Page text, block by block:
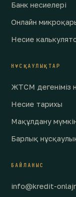
Банк несиелері
Онлайн
Несие
НҰСҚАУЛЫҚТАР
ЖТСМ дегеніміз
Несие тарихы
Мақұлдану
Барлық
БАЙЛАНЫС
info@kredit-